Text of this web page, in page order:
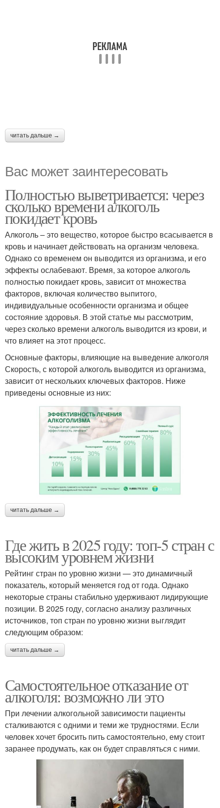
читать дальше →
Вас может заинтересовать
Полностью выветривается: через
сколько времени алкоголь
покидает кровь
Алкоголь – это вещество, которое быстро всасывается в
кровь и начинает действовать на организм человека.
Однако со временем он выводится из организма, и его
эффекты ослабевают. Время, за которое алкоголь
полностью покидает кровь, зависит от множества
факторов, включая количество выпитого,
индивидуальные особенности организма и общее
состояние здоровья. В этой статье мы рассмотрим,
через сколько времени алкоголь выводится из крови, и
что влияет на этот процесс.
Основные факторы, влияющие на выведение алкоголя
Скорость, с которой алкоголь выводится из организма,
зависит от нескольких ключевых факторов. Ниже
приведены основные из них:
читать дальше →
Где жить в 2025 году: топ-5 стран с
высоким уровнем жизни
Рейтинг стран по уровню жизни — это динамичный
показатель, который меняется год от года. Однако
некоторые страны стабильно удерживают лидирующие
позиции. В 2025 году, согласно анализу различных
источников, топ стран по уровню жизни выглядит
следующим образом:
читать дальше →
Самостоятельное отказание от
алкоголя: возможно ли это
При лечении алкогольной зависимости пациенты
сталкиваются с одними и теми же трудностями. Если
человек хочет бросить пить самостоятельно, ему стоит
заранее продумать, как он будет справляться с ними.